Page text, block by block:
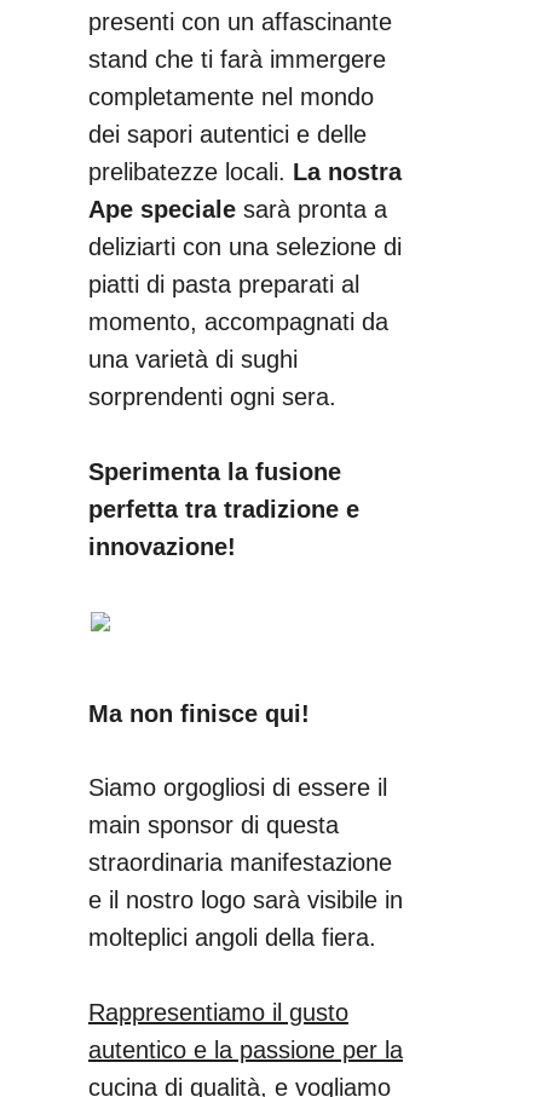
presenti con un affascinante
stand che ti farà immergere
completamente nel mondo
dei sapori autentici e delle
prelibatezze locali. La nostra
Ape speciale sarà pronta a
deliziarti con una selezione di
piatti di pasta preparati al
momento, accompagnati da
una varietà di sughi
sorprendenti ogni sera.
Sperimenta la fusione
perfetta tra tradizione e
innovazione!
Ma non finisce qui!
Siamo orgogliosi di essere il
main sponsor di questa
straordinaria manifestazione
e il nostro logo sarà visibile in
molteplici angoli della fiera.
Rappresentiamo il gusto
autentico e la passione per la
cucina di qualità, e vogliamo